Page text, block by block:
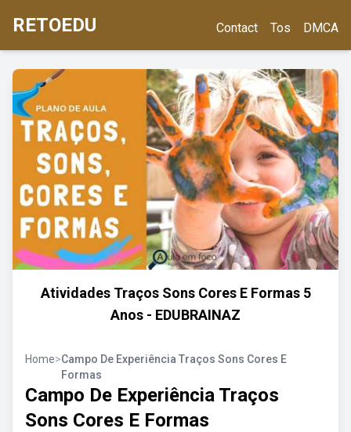
RETOEDU Contact Tos DMCA
Atividades Traços Sons Cores E Formas 5
Anos - EDUBRAINAZ
Home>Campo De Experiência Traços Sons Cores E
Formas
Campo De Experiência Traços
Sons Cores E Formas